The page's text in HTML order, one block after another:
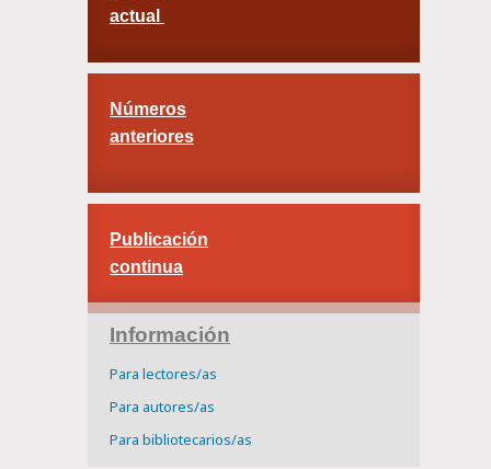
actual
Números
anteriores
Publicación
continua
Información
Para lectores/as
Para autores/as
Para bibliotecarios/as